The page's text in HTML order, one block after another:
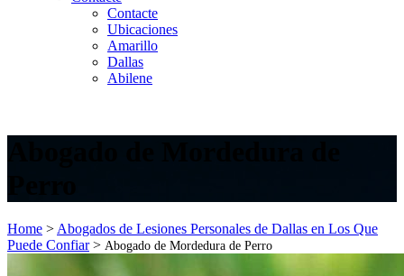
Contacte
Ubicaciones
Amarillo
Dallas
Abilene
Home > Abogados de Lesiones Personales de Dallas en Los Que
Puede Confiar> Abogado de Mordedura de Perro